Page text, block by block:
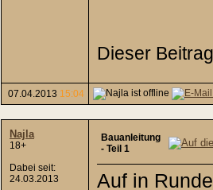
Dieser
07.04.2013 15:04
Najla
18+
Dabei seit:
24.03.2013
Bauanleitung
- Teil 1
Auf in